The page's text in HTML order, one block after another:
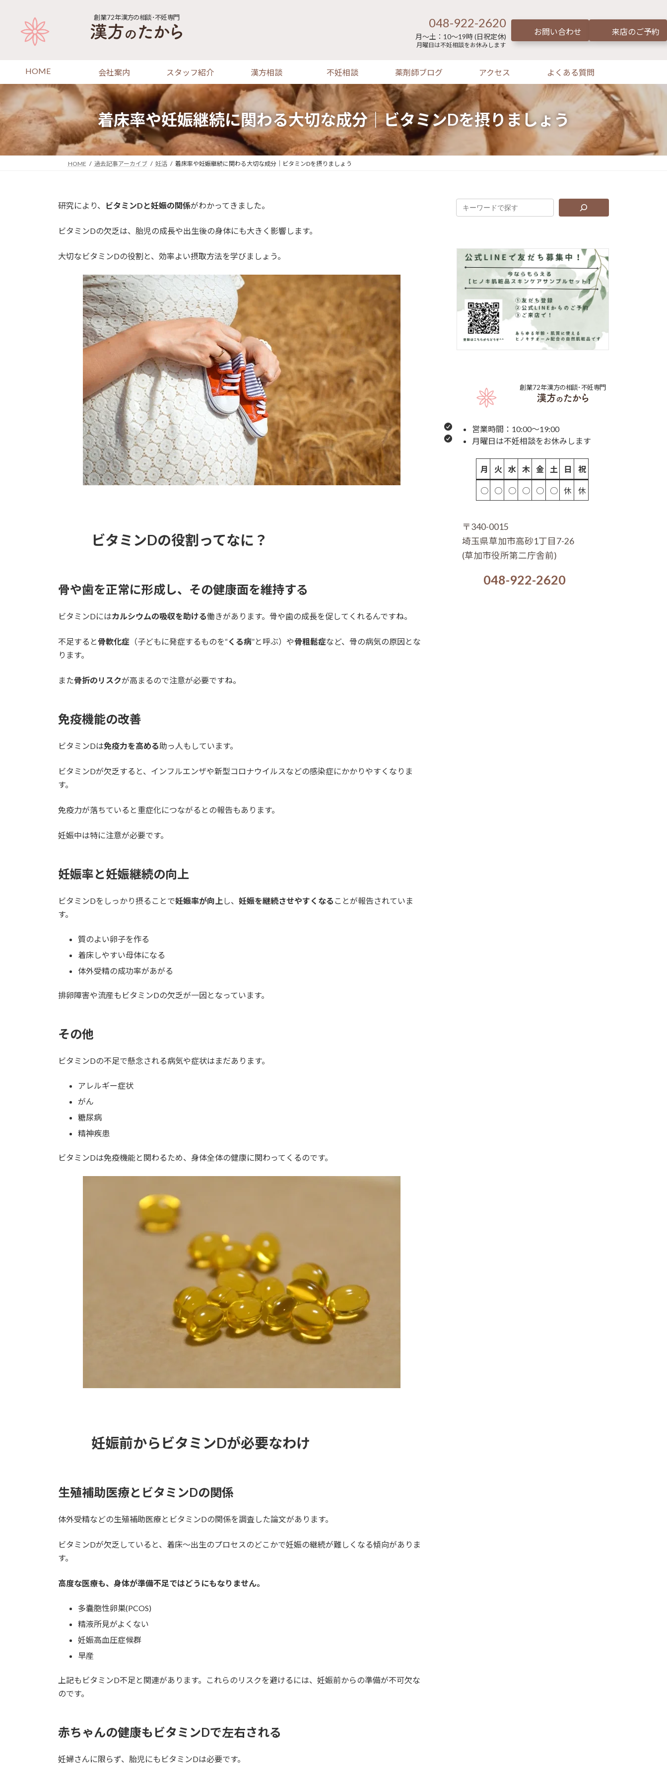
ッ
プ
移
動
創業72年漢方の相談･不妊専門 048-922-2620
月～土：10～19時 (日祝定休)
月曜日は不妊相談をお休みします
お問い合わせ 来店のご予約
HOME 会社案内 スタッフ紹介 漢方相談 不妊相談 薬剤師ブログ アクセス よくある質問
着床率や妊娠継続に関わる大切な成分｜ビタミンDを摂りましょう
HOME 過去記事アーカイブ 妊活 着床率や妊娠継続に関わる大切な成分｜ビタミンDを摂りましょう
研究により、 ビタミンDと妊娠の関係がわかってきました。
ビタミンDの欠乏は、胎児の成長や出生後の身体にも大きく影響します。
大切なビタミンDの役割と、効率よい摂取方法を学びましょう。
ビタミンDの役割ってなに？
骨や歯を正常に形成し、その健康面を維持する
ビタミンDにはカルシウムの吸収を助ける働きがあります。骨や歯の成長を促してくれるんですね。
不足すると 骨軟化症 （子どもに発症するものを“くる病”と呼ぶ）や骨粗鬆症など、骨の病気の原因とな
ります。
また骨折のリスクが高まるので注意が必要ですね。
免疫機能の改善
ビタミンDは免疫力を高める助っ人もしています。
ビタミンDが欠乏すると、インフルエンザや新型コロナウイルスなどの感染症にかかりやすくなりま
す。
免疫力が落ちていると重症化につながるとの報告もあります。
妊娠中は特に注意が必要です。
妊娠率と妊娠継続の向上
ビタミンDをしっかり摂ることで妊娠率が向上 し、 妊娠を継続させやすくなる ことが報告されていま
す。
質のよい卵子を作る
着床しやすい母体になる
体外受精の成功率があがる
排卵障害や流産もビタミンDの欠乏が一因となっています。
その他
ビタミンDの不足で懸念される病気や症状はまだあります。
アレルギー症状
がん
糖尿病
精神疾患
ビタミンDは免疫機能と関わるため、身体全体の健康に関わってくるのです。
妊娠前からビタミンDが必要なわけ
生殖補助医療とビタミンDの関係
体外受精などの生殖補助医療とビタミンDの関係を調査した論文があります。
ビタミンDが欠乏していると、着床〜出生のプロセスのどこかで妊娠の継続が難しくなる傾向がありま
す。
高度な医療も、身体が準備不足ではどうにもなりません。
多嚢胞性卵巣(PCOS)
精液所見がよくない
妊娠高血圧症候群
早産
上記もビタミンD不足と関連があります。これらのリスクを避けるには、妊娠前からの準備が不可欠な
のです。
赤ちゃんの健康もビタミンDで左右される
妊婦さんに限らず、胎児にもビタミンDは必要です。
創業72年漢方の相談･不妊専門
営業時間：10:00～19:00
月曜日は不妊相談をお休みします
月 火 水 木 金 土 日 祝
○ ○ ○ ○ ○ ○ 休 休
〒340-0015
埼玉県草加市高砂1丁目7-26
(草加市役所第二庁舎前)
048-922-2620